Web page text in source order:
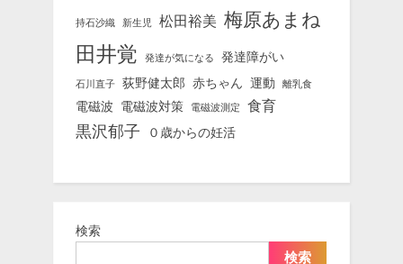
持石沙織 新生児 松田裕美 梅原あまね
田井覚 発達が気になる 発達障がい
石川直子 荻野健太郎 赤ちゃん 運動 離乳食
電磁波 電磁波対策 電磁波測定 食育
黒沢郁子 ０歳からの妊活
検索
検索